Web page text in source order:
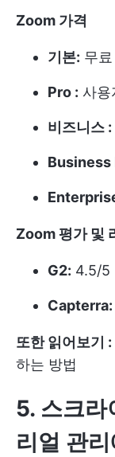
Zoom 가격
기본: 무료
Pro : 사
비즈니스 :
Business
Zoom 평가 및
G2: 4.5/5
Capterra:
또한 읽어보기 :
하는 방법
5. 스크라
리얼 관